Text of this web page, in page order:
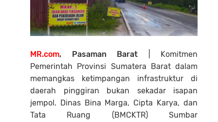
MR.com, Pasaman Barat | Komitmen
Pemerintah Provinsi Sumatera Barat dalam
memangkas ketimpangan infrastruktur di
daerah pinggiran bukan sekadar isapan
jempol. Dinas Bina Marga, Cipta Karya, dan
Tata Ruang (BMCKTR) Sumbar